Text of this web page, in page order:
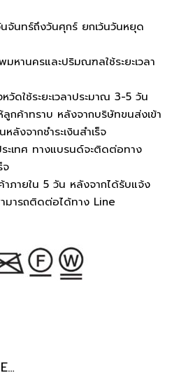
นทร์ถึงวันศุกร์ ยกเว้นวันหยุด
หานครและปริมณฑลใช้ระยะเวลา
ดใช้ระยะเวลาประมาณ 3-5 วัน
กค้าทราบ หลังจากบริษัทขนส่งเข้า
ลังจากชำระเงินสำเร็จ
ะเทศ ทางแบรนด์จะติดต่อทาง
จ
ภายใน 5 วัน หลังจากได้รับแจ้ง
มารถติดต่อได้ทาง Line